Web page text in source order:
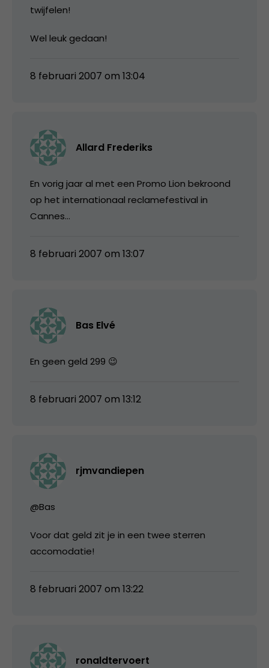
twijfelen!
Wel leuk gedaan!
8 februari 2007 om 13:04
Allard Frederiks
En vorig jaar al met een Promo Lion bekroond
op het internationaal reclamefestival in
Cannes…
8 februari 2007 om 13:07
Bas Elvé
En geen geld 299 😉
8 februari 2007 om 13:12
rjmvandiepen
@Bas
Voor dat geld zit je in een twee sterren
accomodatie!
8 februari 2007 om 13:22
ronaldtervoert